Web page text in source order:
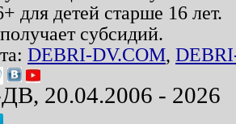
для детей старше 16 лет.
субсидий.
DEBRI-DV.COM,
20.04.2006 - 2026